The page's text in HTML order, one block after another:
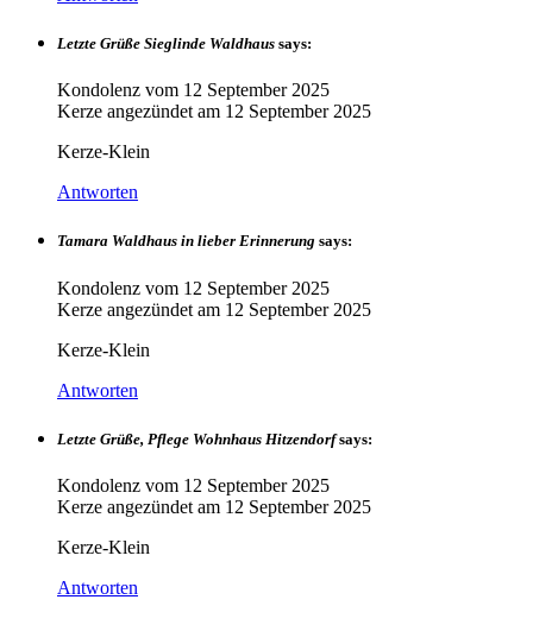
Letzte Grüße Sieglinde Waldhaus says:
Kondolenz vom 12 September 2025
Kerze angezündet am 12 September 2025
Kerze-Klein
Antworten
Tamara Waldhaus in lieber Erinnerung says:
Kondolenz vom 12 September 2025
Kerze angezündet am 12 September 2025
Kerze-Klein
Antworten
Letzte Grüße, Pflege Wohnhaus Hitzendorf says:
Kondolenz vom 12 September 2025
Kerze angezündet am 12 September 2025
Kerze-Klein
Antworten